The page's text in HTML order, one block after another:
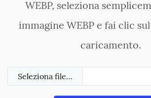
WEBP, seleziona
immagine WEBP e fai clic
caricamento.
Seleziona file…